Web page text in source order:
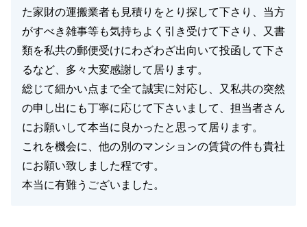
た家財の運搬業者も見積りをとり探して下さり、当方
がすべき雑事等も気持ちよく引き受けて下さり、又書
類を私共の郵便受けにわざわざ出向いて投函して下さ
るなど、多々大変感謝して居ります。
総じて細かい点まで全て誠実に対応し、又私共の突然
の申し出にも丁寧に応じて下さいまして、担当者さん
にお願いして本当に良かったと思って居ります。
これを機会に、他の別のマンションの賃貸の件も貴社
にお願い致しました程です。
本当に有難うございました。